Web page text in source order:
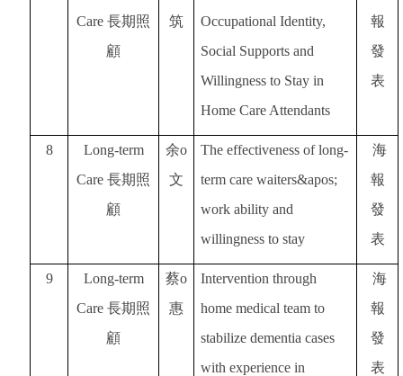
Care 長期照
顧
筑
Occupational Identity,
Social Supports and
Willingness to Stay in
Home Care Attendants
報
發
表
8
Long-term
Care 長期照
顧
余o
文
The effectiveness of long-
term care waiters&apos;
work ability and
willingness to stay
海
報
發
表
9
Long-term
Care 長期照
顧
蔡o
惠
Intervention through
home medical team to
stabilize dementia cases
with experience in
海
報
發
表